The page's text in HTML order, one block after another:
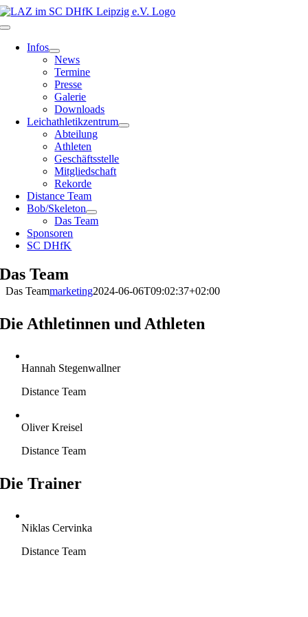
Zum
Inhalt
Toggle
Navigation
Infos
News
Termine
Presse
Galerie
Downloads
Leichathletikzentrum
Abteilung
Athleten
Geschäftsstelle
Mitgliedschaft
Rekorde
Distance Team
Bob/Skeleton
Das Team
Sponsoren
SC DHfK
Das Team
Das Teammarketing2024-06-06T09:02:37+02:00
Die Athletinnen und Athleten
Hannah Stegenwallner
Distance Team
Oliver Kreisel
Distance Team
Die Trainer
Niklas Cervinka
Distance Team